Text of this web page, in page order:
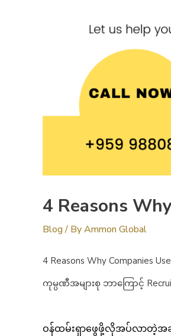
4 Reasons
Blog/ ByAmmon Global
4 Reasons Why Companies
ကုမ္ပဏီအများစု ဘာကြောင့်
ဝန်ထမ်းရှာဖွေဖို့လိုအပ်လာတဲ့အခ